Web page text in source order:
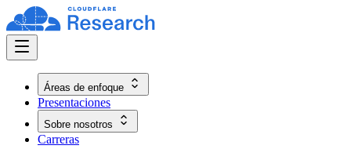
Áreas de enfoque
Presentaciones
Sobre nosotros
Carreras